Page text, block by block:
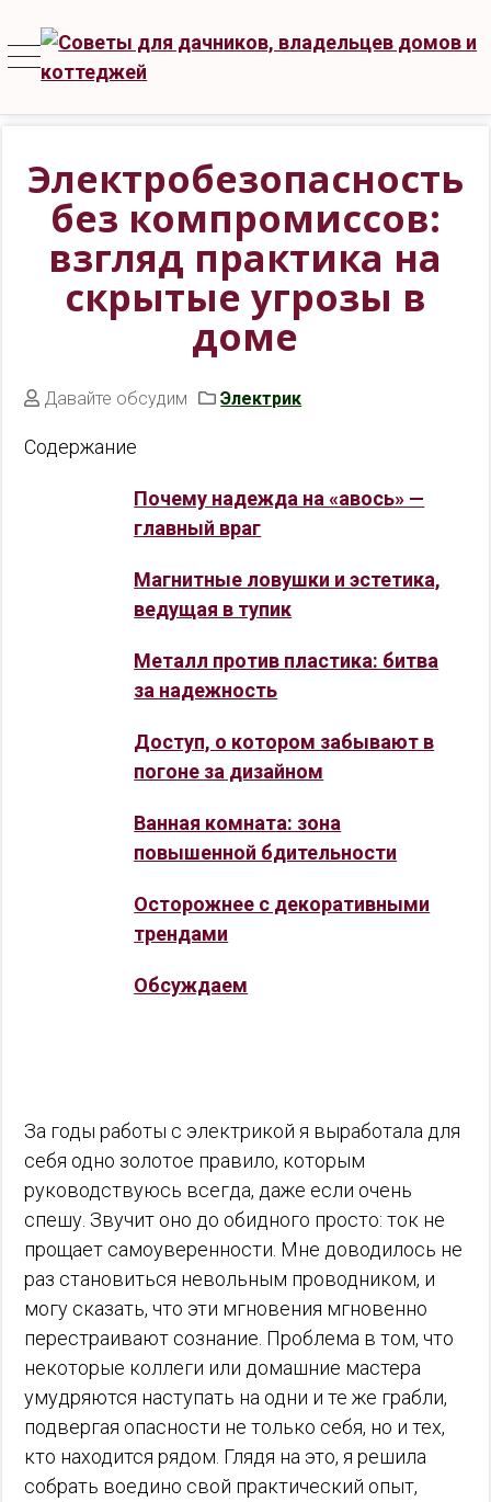
Электробезопасность
без компромиссов:
взгляд практика на
скрытые угрозы в
доме
Давайте обсудим Электрик
Содержание
Почему надежда на «авось» —
главный враг
Магнитные ловушки и эстетика,
ведущая в тупик
Металл против пластика: битва
за надежность
Доступ, о котором забывают в
погоне за дизайном
Ванная комната: зона
повышенной бдительности
Осторожнее с декоративными
трендами
Обсуждаем
За годы работы с электрикой я выработала для
себя одно золотое правило, которым
руководствуюсь всегда, даже если очень
спешу. Звучит оно до обидного просто: ток не
прощает самоуверенности. Мне доводилось не
раз становиться невольным проводником, и
могу сказать, что эти мгновения мгновенно
перестраивают сознание. Проблема в том, что
некоторые коллеги или домашние мастера
умудряются наступать на одни и те же грабли,
подвергая опасности не только себя, но и тех,
кто находится рядом. Глядя на это, я решила
собрать воедино свой практический опыт,